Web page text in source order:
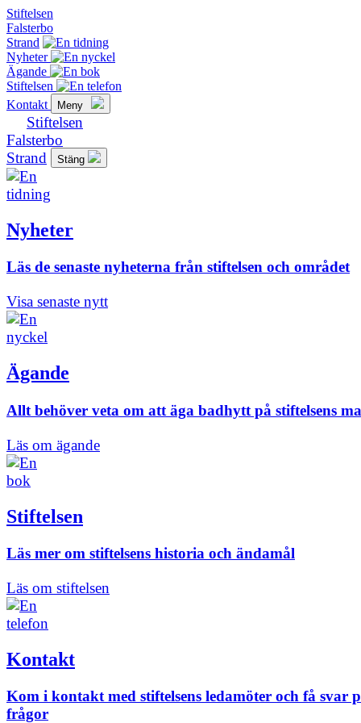
Stiftelsen
Falsterbo
Strand
Nyheter
Ägande
Stiftelsen
Kontakt
Meny
Stiftelsen
Falsterbo
Strand
Stäng
Nyheter
Läs de senaste nyheterna från stiftelsen och området
Visa senaste nytt
Ägande
Allt behöver veta om att äga badhytt på stiftelsens
Läs om ägande
Stiftelsen
Läs mer om stiftelsens historia och ändamål
Läs om stiftelsen
Kontakt
Kom i kontakt med stiftelsens ledamöter och få svar
frågor